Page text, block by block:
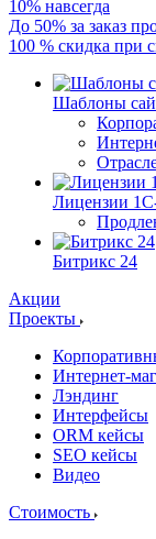
10% навсегда
До 50% за заказ
100 % скидка при
Шаблоны
Лицензии
Битрикс 24
Акции
Проекты
Интернет-
Лэндинг
Интерфейсы
ORM кейсы
SEO кейсы
Видео
Стоимость